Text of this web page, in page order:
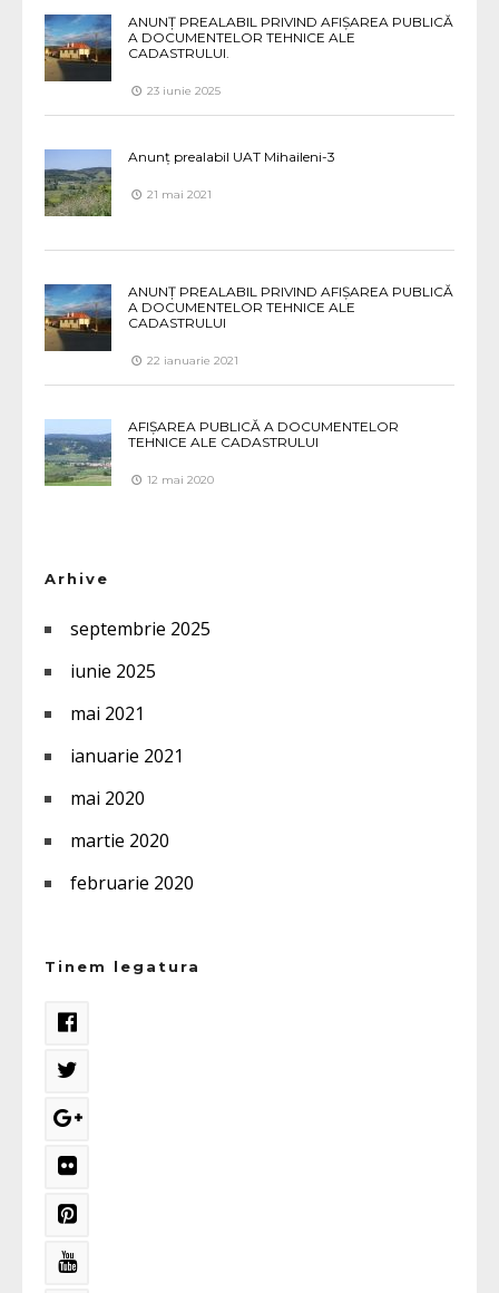
ANUNȚ PREALABIL PRIVIND AFIȘAREA PUBLICĂ
A DOCUMENTELOR TEHNICE ALE
CADASTRULUI.
23 iunie 2025
Anunț prealabil UAT Mihaileni-3
21 mai 2021
ANUNȚ PREALABIL PRIVIND AFIȘAREA PUBLICĂ
A DOCUMENTELOR TEHNICE ALE
CADASTRULUI
22 ianuarie 2021
AFIȘAREA PUBLICĂ A DOCUMENTELOR
TEHNICE ALE CADASTRULUI
12 mai 2020
Arhive
septembrie 2025
iunie 2025
mai 2021
ianuarie 2021
mai 2020
martie 2020
februarie 2020
Tinem legatura